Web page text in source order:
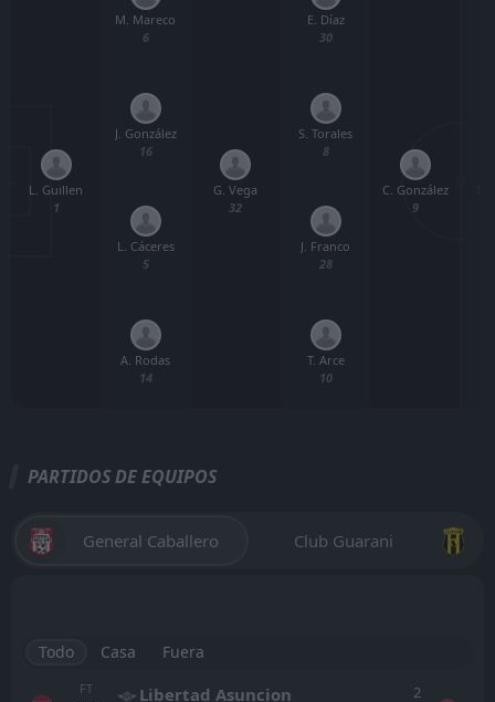
L. Guillen
1
A. Rodas
14
L. Cáceres
5
J. González
16
M. Mareco
6
G. Vega
32
T. Arce
10
J. Franco
28
S. Torales
8
E. Díaz
30
C. González
9
PARTIDOS DE EQUIPOS
General Caballero Club Guarani
Todo Casa Fuera
FT
Libertad Asuncion
2